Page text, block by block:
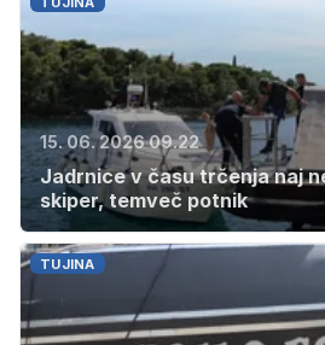
15. 06. 2026 09.22
Jadrnice v času trčenja naj
skiper, temveč potnik
TUJINA